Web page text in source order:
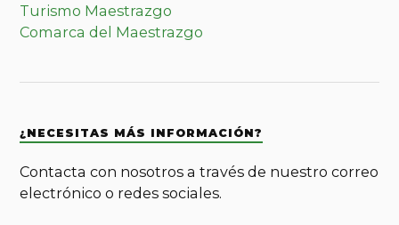
Turismo Maestrazgo
Comarca del Maestrazgo
¿NECESITAS MÁS INFORMACIÓN?
Contacta con nosotros a través de nuestro correo
electrónico o redes sociales.